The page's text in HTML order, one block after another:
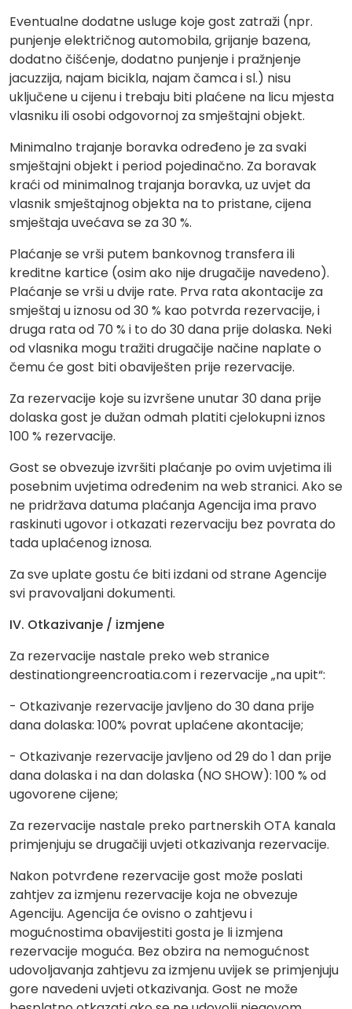
Eventualne dodatne usluge koje gost zatraži (npr.
punjenje električnog automobila, grijanje bazena,
dodatno čišćenje, dodatno punjenje i pražnjenje
jacuzzija, najam bicikla, najam čamca i sl.) nisu
uključene u cijenu i trebaju biti plaćene na licu mjesta
vlasniku ili osobi odgovornoj za smještajni objekt.
Minimalno trajanje boravka određeno je za svaki
smještajni objekt i period pojedinačno. Za boravak
kraći od minimalnog trajanja boravka, uz uvjet da
vlasnik smještajnog objekta na to pristane, cijena
smještaja uvećava se za 30 %.
Plaćanje se vrši putem bankovnog transfera ili
kreditne kartice (osim ako nije drugačije navedeno).
Plaćanje se vrši u dvije rate. Prva rata akontacije za
smještaj u iznosu od 30 % kao potvrda rezervacije, i
druga rata od 70 % i to do 30 dana prije dolaska. Neki
od vlasnika mogu tražiti drugačije načine naplate o
čemu će gost biti obaviješten prije rezervacije.
Za rezervacije koje su izvršene unutar 30 dana prije
dolaska gost je dužan odmah platiti cjelokupni iznos
100 % rezervacije.
Gost se obvezuje izvršiti plaćanje po ovim uvjetima ili
posebnim uvjetima određenim na web stranici. Ako se
ne pridržava datuma plaćanja Agencija ima pravo
raskinuti ugovor i otkazati rezervaciju bez povrata do
tada uplaćenog iznosa.
Za sve uplate gostu će biti izdani od strane Agencije
svi pravovaljani dokumenti.
IV. Otkazivanje / izmjene
Za rezervacije nastale preko web stranice
destinationgreencroatia.com i rezervacije „na upit“:
- Otkazivanje rezervacije javljeno do 30 dana prije
dana dolaska: 100% povrat uplaćene akontacije;
- Otkazivanje rezervacije javljeno od 29 do 1 dan prije
dana dolaska i na dan dolaska (NO SHOW): 100 % od
ugovorene cijene;
Za rezervacije nastale preko partnerskih OTA kanala
primjenjuju se drugačiji uvjeti otkazivanja rezervacije.
Nakon potvrđene rezervacije gost može poslati
zahtjev za izmjenu rezervacije koja ne obvezuje
Agenciju. Agencija će ovisno o zahtjevu i
mogućnostima obavijestiti gosta je li izmjena
rezervacije moguća. Bez obzira na nemogućnost
udovoljavanja zahtjevu za izmjenu uvijek se primjenjuju
gore navedeni uvjeti otkazivanja. Gost ne može